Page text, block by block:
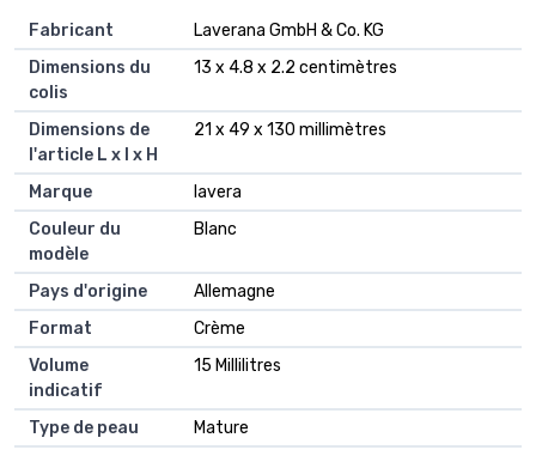
Fabricant
‎Laverana GmbH & Co. KG
Dimensions du
colis
‎13 x 4.8 x 2.2 centimètres
Dimensions de
l'article L x l x H
‎21 x 49 x 130 millimètres
Marque
‎lavera
Couleur du
modèle
‎Blanc
Pays d'origine
‎Allemagne
Format
‎Crème
Volume
indicatif
‎15 Millilitres
Type de peau
‎Mature